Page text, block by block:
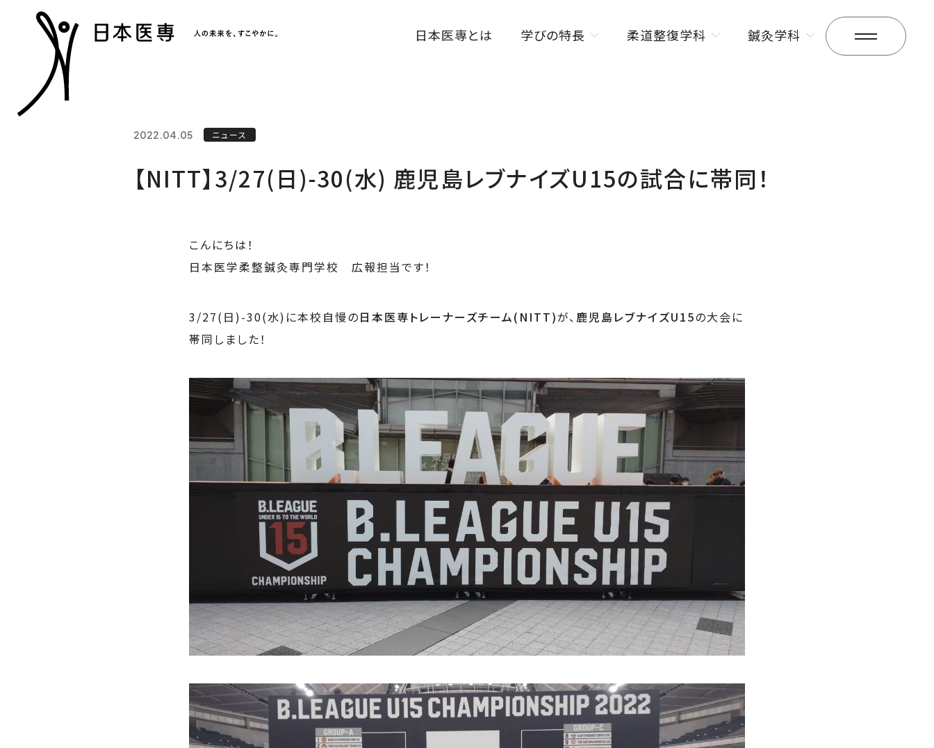
日本医専とは 学びの特長
海外研修制度
柔道整復学科 鍼灸学科
2022.04.05 ニュース
【NITT】3/27(日)-30(水) 鹿児島レブナイズU15の試合に帯同！
こんにちは！
日本医学柔整鍼灸専門学校 広報担当です！
3/27(日)-30(水)に本校自慢の日本医専トレーナーズチーム(NITT)が、 鹿児島レブナイズU15の大会に
帯同しました！